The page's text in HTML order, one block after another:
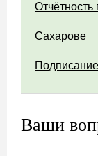
Отчётность
Сахарове
Ваши